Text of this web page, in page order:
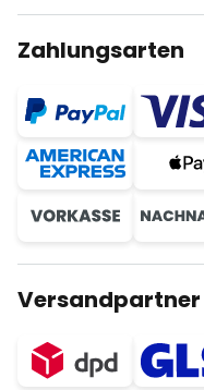
Zahlungsarten
Versandpartner